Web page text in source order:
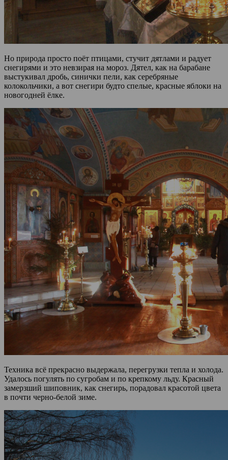
Но природа просто поёт птицами, стучит дятлами и радует
снегирями и это невзирая на мороз. Дятел, как на барабане
выстукивал дробь, синички пели, как серебряные
колокольчики, а вот снегири будто спелые, красные яблоки на
новогодней ёлке.
Техника всё прекрасно выдержала, перегрузки тепла и холода.
Удалось погулять по сугробам и по крепкому льду. Красный
замерзший шиповник, как снегирь, порадовал красотой цвета
в почти черно-белой зиме.